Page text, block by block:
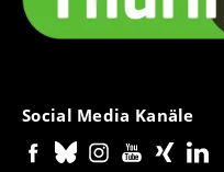
Social Media Kanäle